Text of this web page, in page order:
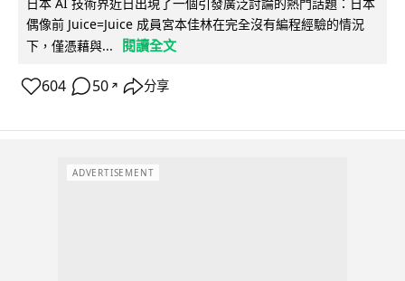
偶像前 Juice=Juice 成員宮本佳林在完全沒有編程經驗的情況
下，僅憑藉與...
閱讀全文
604 50 ↗ 分享
ADVERTISEMENT